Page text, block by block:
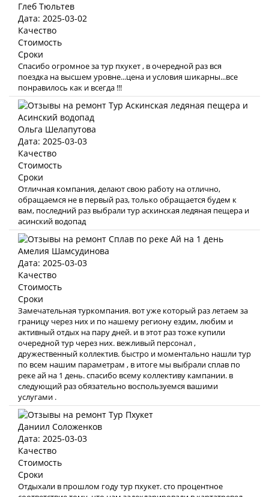
Глеб Тюльтев
Дата: 2025-03-02
Качество
Стоимость
Сроки
Спасибо огромное за тур пхукет , в очередной раз вся
поездка на высшем уровне...цена и условия шикарны...все
понравилось как и всегда !!!
Ольга Шелапутова
Дата: 2025-03-03
Качество
Стоимость
Сроки
Отличная компания, делают свою работу на отлично,
обращаемся не в первый раз, только обращается будем к
вам, последний раз выбрали тур аскинская ледяная пещера и
асинский водопад
Амелия Шамсудинова
Дата: 2025-03-03
Качество
Стоимость
Сроки
Замечательная туркомпания. вот уже который раз летаем за
границу через них и по нашему региону ездим, любим и
активный отдых на пару дней. и в этот раз тоже купили
очередной тур через них. вежливый персонал ,
дружественный коллектив. быстро и моментально нашли тур
по всем нашим параметрам , в итоге мы выбрали сплав по
реке ай на 1 день. спасибо всему коллективу кампании. в
следующий раз обязательно воспользуемся вашими
услугами .
Даниил Соложенков
Дата: 2025-03-03
Качество
Стоимость
Сроки
Отдыхали в прошлом году тур пхукет. сто процентное